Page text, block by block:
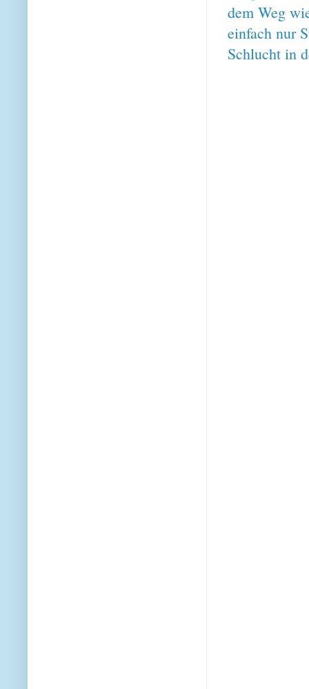
dem Weg
einfach nur
Schlucht in